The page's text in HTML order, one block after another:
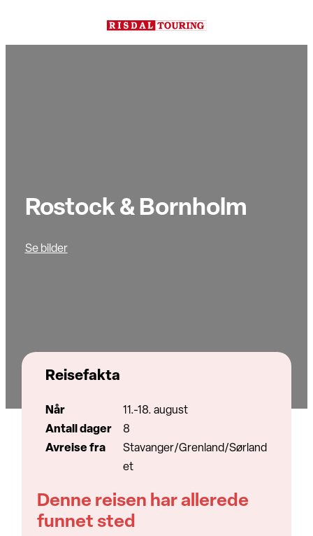
Rostock & Bornholm
Se bilder
Reisefakta
Når
11.-18. august
Antall dager
8
Avreise fra
Stavanger/Grenland/Sørland
et
Denne reisen har allerede
funnet sted